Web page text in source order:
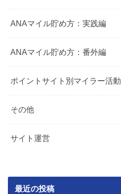
ANAマイル貯め方：実践編
ANAマイル貯め方：番外編
ポイントサイト別マイラー活動
その他
サイト運営
最近の投稿